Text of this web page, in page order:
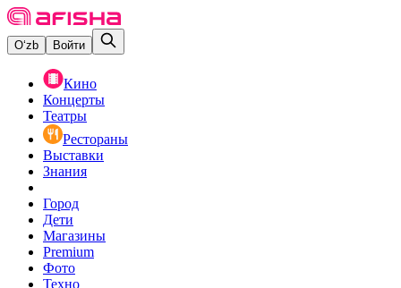
O‘zb Войти
Кино
Концерты
Театры
Рестораны
Выставки
Знания
Город
Дети
Магазины
Premium
Фото
Техно